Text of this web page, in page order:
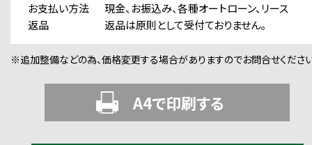
お支払い方法
現金、お振込み、各種オートローン、リース
返品
返品は原則として受付ておりません。
※追加整備などの為、価格変更する場合がありますのでお問合せくださ
A4で印刷する